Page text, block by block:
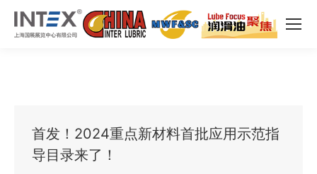
首发！2024重点新材料首批应用示范指
导目录来了！